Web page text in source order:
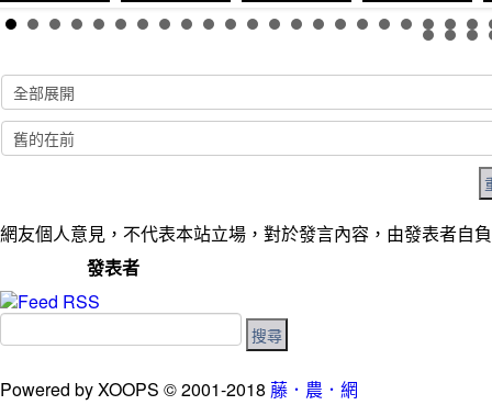
網友個人意見，不代表本站立場，對於發言內容，由發表者自
發表者
Powered by XOOPS © 2001-2018 藤．農．網